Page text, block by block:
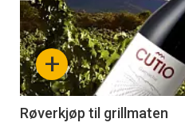
akkurat
nå
-
6
+
Røverkjøp til grillmaten